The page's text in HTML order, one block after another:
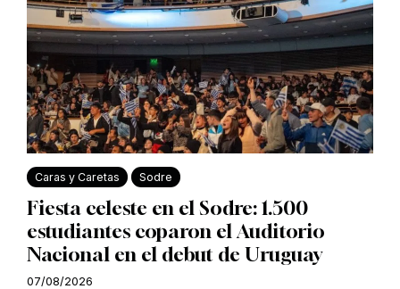
Caras y Caretas Sodre
Fiesta celeste en el Sodre: 1.500
estudiantes coparon el Auditorio
Nacional en el debut de Uruguay
07/08/2026